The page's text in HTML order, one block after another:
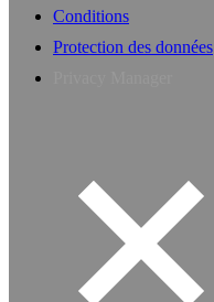
Conditions
Protection des données